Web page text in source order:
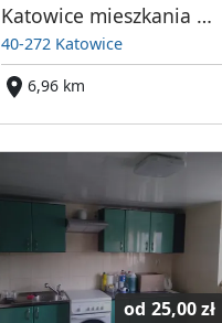
Katowice mieszkania pracownicze Sowińskiego 15
40-272 Katowice
6,96 km
od 25,00 zł